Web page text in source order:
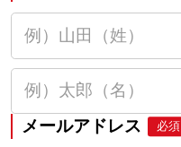
メールアドレス 必須